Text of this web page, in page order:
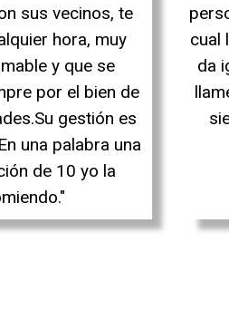
sus vecinos, te
hora, muy
y que se
por el bien de
gestión es
una palabra una
de 10 yo la
cual
da